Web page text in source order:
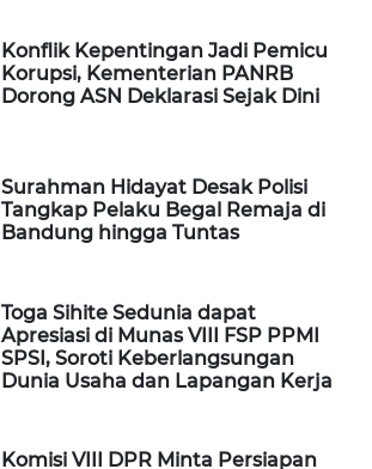
Konflik Kepentingan Jadi Pemicu
Korupsi, Kementerian PANRB
Dorong ASN Deklarasi Sejak Dini
Surahman Hidayat Desak Polisi
Tangkap Pelaku Begal Remaja di
Bandung hingga Tuntas
Toga Sihite Sedunia dapat
Apresiasi di Munas VIII FSP PPMI
SPSI, Soroti Keberlangsungan
Dunia Usaha dan Lapangan Kerja
Komisi VIII DPR Minta Persiapan